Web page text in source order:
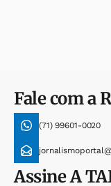
Fale com a
(71) 99601-0020
AssineA